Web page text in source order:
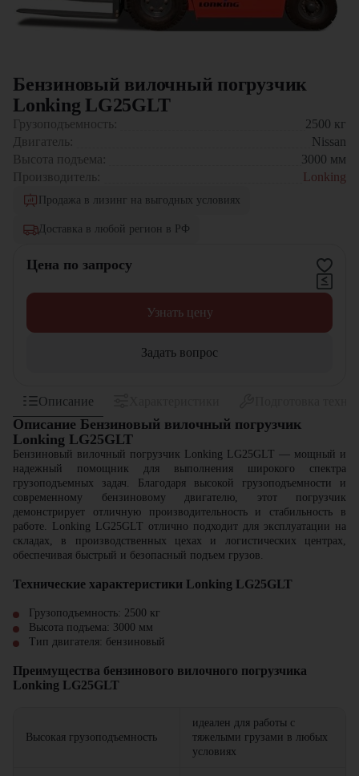
Бензиновый вилочный погрузчик
Lonking LG25GLT
Грузоподъемность: 2500 кг
Двигатель:
Nissan
Высота подъема:
3000 мм
Производитель:
Lonking
Продажа в лизинг на выгодных условиях
Доставка в любой регион в РФ
Цена по запросу
Узнать цену
Задать вопрос
Описание
Описание Бензиновый вилочный погрузчик
Lonking LG25GLT
Бензиновый вилочный погрузчик Lonking LG25GLT — мощный и
надежный помощник для выполнения широкого спектра
грузоподъемных задач. Благодаря высокой грузоподъемности и
современному бензиновому двигателю, этот погрузчик
демонстрирует отличную производительность и стабильность в
работе. Lonking LG25GLT отлично подходит для эксплуатации на
складах, в производственных цехах и логистических центрах,
обеспечивая быстрый и безопасный подъем грузов.
Технические характеристики Lonking LG25GLT
Грузоподъемность: 2500 кг
Высота подъема: 3000 мм
Тип двигателя: бензиновый
Преимущества бензинового вилочного погрузчика
Lonking LG25GLT
Высокая грузоподъемность
идеален для работы с
тяжелыми грузами в любых
условиях